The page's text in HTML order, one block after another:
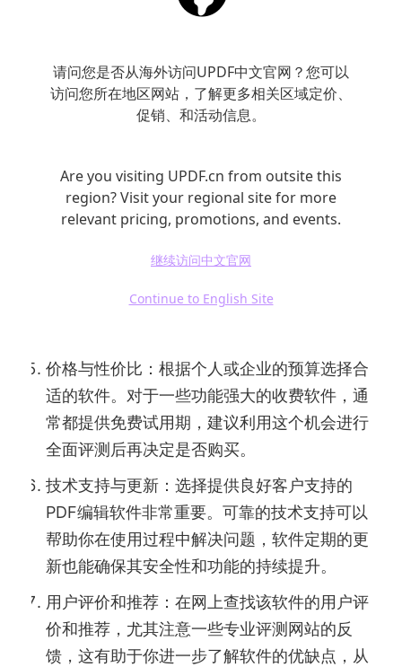
请问您是否从海外访问UPDF中文官网？您可以
访问您所在地区网站，了解更多相关区域定价、
促销、和活动信息。
Are you visiting UPDF.cn from outsite this
region? Visit your regional site for more
relevant pricing, promotions, and events.
继续访问中文官网
Continue to English Site
用户界面和易用性：一个直观的用户界面可以
导致用户浪费大量时间学习如何使用。建议选
择界面友好且需要较少学习成本的工具。
同时，考虑软件与其他常用办公软件的兼容
性，如与MS Office、Google Docs等的集成
文件而不会卡顿。在选择软件时可以查看其他
价格与性价比：根据个人或企业的预算选择合
适的软件。对于一些功能强大的收费软件，通
常都提供免费试用期，建议利用这个机会进行
全面评测后再决定是否购买。
技术支持与更新：选择提供良好客户支持的
PDF编辑软件非常重要。可靠的技术支持可以
帮助你在使用过程中解决问题，软件定期的更
新也能确保其安全性和功能的持续提升。
用户评价和推荐：在网上查找该软件的用户评
价和推荐，尤其注意一些专业评测网站的反
馈，这有助于你进一步了解软件的优缺点，从